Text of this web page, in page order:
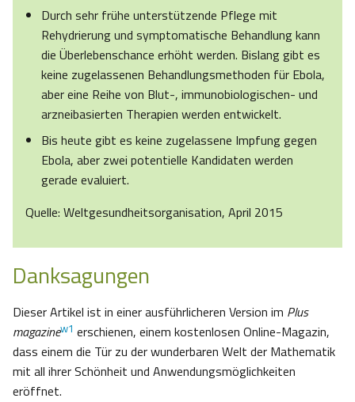
Durch sehr frühe unterstützende Pflege mit
Rehydrierung und symptomatische Behandlung kann
die Überlebenschance erhöht werden. Bislang gibt es
keine zugelassenen Behandlungsmethoden für Ebola,
aber eine Reihe von Blut-, immunobiologischen- und
arzneibasierten Therapien werden entwickelt.
Bis heute gibt es keine zugelassene Impfung gegen
Ebola, aber zwei potentielle Kandidaten werden
gerade evaluiert.
Quelle: Weltgesundheitsorganisation, April 2015
Danksagungen
Dieser Artikel ist in einer ausführlicheren Version im Plus
magazinew1 erschienen, einem kostenlosen Online-Magazin,
dass einem die Tür zu der wunderbaren Welt der Mathematik
mit all ihrer Schönheit und Anwendungsmöglichkeiten
eröffnet.